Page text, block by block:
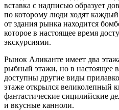
вставка с надписью образует
по которому люди ходят
от здания рынка находится
которое в настоящее время
экскурсиями.
Рынок Аликанте имеет два
рыбный этажи, но в настоящее
доступны другие виды
этаже открылся великолепный
фантастические сицилийские
и вкусные канноли.